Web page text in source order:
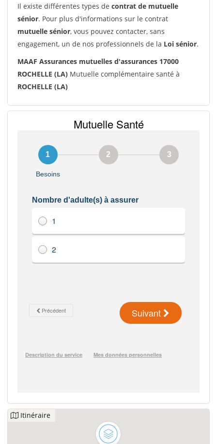
Il existe différentes types de contrat de mutuelle
sénior. Pour plus d'informations sur le contrat
mutuelle sénior, vous pouvez contacter, sans
engagement, un de nos professionnels de la Loi sénior.
MAAF Assurances mutuelles d'assurances 17000
ROCHELLE (LA) Mutuelle complémentaire santé à
ROCHELLE (LA)
Itinéraire